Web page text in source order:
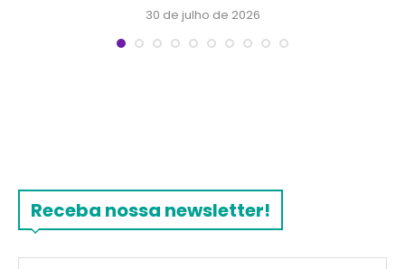
30 de julho de 2026
Receba nossa newsletter!